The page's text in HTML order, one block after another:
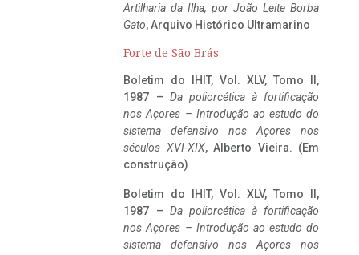
Artilharia da Ilha, por João Leite Borba
Gato, Arquivo Histórico Ultramarino
Forte de São Brás
Boletim do IHIT, Vol. XLV, Tomo II,
1987 – Da poliorcética à fortificação
nos Açores – Introdução ao estudo do
sistema defensivo nos Açores nos
séculos XVI-XIX, Alberto Vieira. (Em
construção)
Boletim do IHIT, Vol. XLV, Tomo II,
1987 – Da poliorcética à fortificação
nos Açores – Introdução ao estudo do
sistema defensivo nos Açores nos